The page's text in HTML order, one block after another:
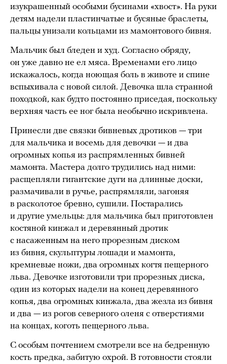
изукрашенный особыми бусинами «хвост». На руки
детям надели пластинчатые и бусяные браслеты,
пальцы унизали кольцами из мамонтового бивня.
Мальчик был бледен и худ. Согласно обряду,
он уже давно не ел мяса. Временами его лицо
искажалось, когда ноющая боль в животе и спине
вспыхивала с новой силой. Девочка шла странной
походкой, как будто постоянно приседая, поскольку
верхняя часть ее ног была необычно искривлена.
Принесли две связки бивневых дротиков — три
для мальчика и восемь для девочки — и два
огромных копья из распрямленных бивней
мамонта. Мастера долго трудились над ними:
расщепляли гигантские дуги на длинные доски,
размачивали в ручье, распрямляли, загоняя
в расколотое бревно, сушили. Постарались
и другие умельцы: для мальчика был приготовлен
костяной кинжал и деревянный дротик
с насаженным на него прорезным диском
из бивня, скульптуры лошади и мамонта,
кремневые ножи, два огромных когтя пещерного
льва. Девочке изготовили три прорезных диска,
один из которых надели на конец деревянного
копья, два огромных кинжала, два жезла из бивня
и два — из рогов северного оленя с отверстиями
на концах, коготь пещерного льва.
С особым почтением смотрели все на бедренную
кость предка, забитую охрой. В готовности стояли